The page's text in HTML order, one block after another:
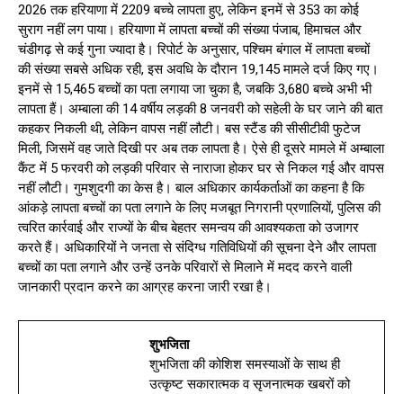
2026 तक हरियाणा में 2209 बच्चे लापता हुए, लेकिन इनमें से 353 का कोई
सुराग नहीं लग पाया। हरियाणा में लापता बच्चों की संख्या पंजाब, हिमाचल और
चंडीगढ़ से कई गुना ज्यादा है। रिपोर्ट के अनुसार, पश्चिम बंगाल में लापता बच्चों
की संख्या सबसे अधिक रही, इस अवधि के दौरान 19,145 मामले दर्ज किए गए।
इनमें से 15,465 बच्चों का पता लगाया जा चुका है, जबकि 3,680 बच्चे अभी भी
लापता हैं। अम्बाला की 14 वर्षीय लड़की 8 जनवरी को सहेली के घर जाने की बात
कहकर निकली थी, लेकिन वापस नहीं लौटी। बस स्टैंड की सीसीटीवी फुटेज
मिली, जिसमें वह जाते दिखी पर अब तक लापता है। ऐसे ही दूसरे मामले में अम्बाला
कैंट में 5 फरवरी को लड़की परिवार से नाराजा होकर घर से निकल गई और वापस
नहीं लौटी। गुमशुदगी का केस है। बाल अधिकार कार्यकर्ताओं का कहना है कि
आंकड़े लापता बच्चों का पता लगाने के लिए मजबूत निगरानी प्रणालियों, पुलिस की
त्वरित कार्रवाई और राज्यों के बीच बेहतर समन्वय की आवश्यकता को उजागर
करते हैं। अधिकारियों ने जनता से संदिग्ध गतिविधियों की सूचना देने और लापता
बच्चों का पता लगाने और उन्हें उनके परिवारों से मिलाने में मदद करने वाली
जानकारी प्रदान करने का आग्रह करना जारी रखा है।
शुभजिता
शुभजिता की कोशिश समस्याओं के साथ ही
उत्कृष्ट सकारात्मक व सृजनात्मक खबरों को